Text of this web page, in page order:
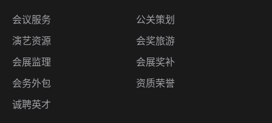
会议服务
公关策划
演艺资源
会奖旅游
会展监理
会展奖补
会务外包
资质荣誉
诚聘英才